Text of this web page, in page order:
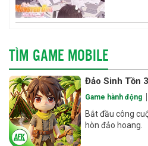
TÌM GAME MOBILE
Đảo Sinh Tồn
Game hành động
Bắt đầu công
hòn đảo hoang.